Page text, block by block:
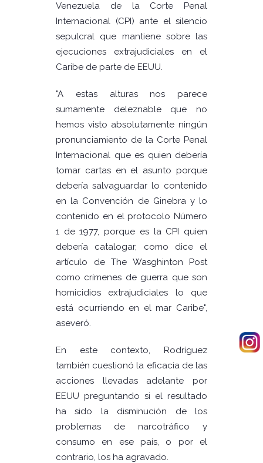
Venezuela de la Corte Penal
Internacional (CPI) ante el silencio
sepulcral que mantiene sobre las
ejecuciones extrajudiciales en el
Caribe de parte de EEUU.
"A estas alturas nos parece
sumamente deleznable que no
hemos visto absolutamente ningún
pronunciamiento de la Corte Penal
Internacional que es quien debería
tomar cartas en el asunto porque
debería salvaguardar lo contenido
en la Convención de Ginebra y lo
contenido en el protocolo Número
1 de 1977, porque es la CPI quien
debería catalogar, como dice el
artículo de The Wasghinton Post
como crímenes de guerra que son
homicidios extrajudiciales lo que
está ocurriendo en el mar Caribe",
aseveró.
En este contexto, Rodríguez
también cuestionó la eficacia de las
acciones llevadas adelante por
EEUU preguntando si el resultado
ha sido la disminución de los
problemas de narcotráfico y
consumo en ese país, o por el
contrario, los ha agravado.